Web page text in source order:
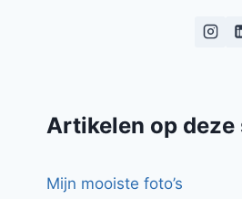
Artikelen op deze
Mijn mooiste foto’s